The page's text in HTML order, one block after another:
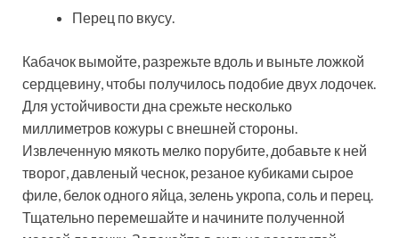
Перец по вкусу.
Кабачок вымойте, разрежьте вдоль и выньте ложкой
сердцевину, чтобы получилось подобие двух лодочек.
Для устойчивости дна срежьте несколько
миллиметров кожуры с внешней стороны.
Извлеченную мякоть мелко порубите, добавьте к ней
творог, давленый чеснок, резаное кубиками сырое
филе, белок одного яйца, зелень укропа, соль и перец.
Тщательно перемешайте и начините полученной